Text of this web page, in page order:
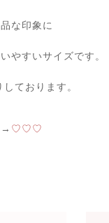
な印象に
やすいサイズです。
ております。
→ ♡♡♡